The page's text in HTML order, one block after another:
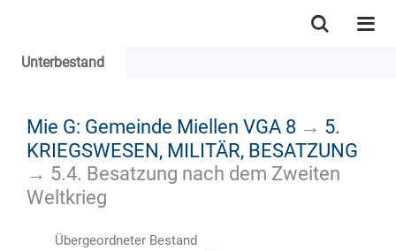
Unterbestand
Mie G: Gemeinde Miellen VGA 8 → 5.
KRIEGSWESEN, MILITÄR, BESATZUNG
→ 5.4. Besatzung nach dem Zweiten
Weltkrieg
Übergeordneter Bestand